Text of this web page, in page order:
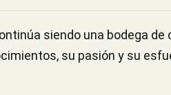
siendo una bodega
su pasión y su